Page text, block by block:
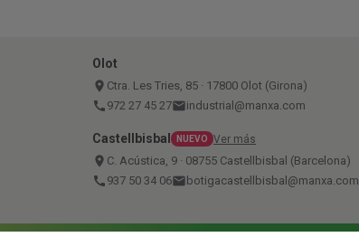
Olot
place Ctra. Les Tries, 85 · 17800 Olot (Girona)
call 972 27 45 27emailindustrial@manxa.com
Castellbisbal NUEVO Ver más
place C. Acústica, 9 · 08755 Castellbisbal (Barcelona)
call 937 50 34 06email botigacastellbisbal@manxa.com